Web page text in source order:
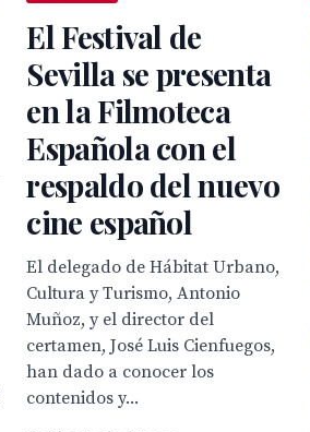
El Festival de
Sevilla se presenta
en la Filmoteca
Española con el
respaldo del nuevo
cine español
El delegado de Hábitat Urbano,
Cultura y Turismo, Antonio
Muñoz, y el director del
certamen, José Luis Cienfuegos,
han dado a conocer los
contenidos y...